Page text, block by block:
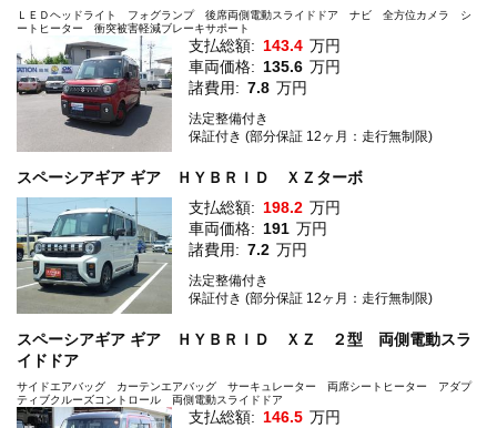
ＬＥＤヘッドライト フォグランプ 後席両側電動スライドドア ナビ 全方位カメラ シ
ートヒーター 衝突被害軽減ブレーキサポート
支払総額: 143.4 万円
車両価格: 135.6 万円
諸費用: 7.8 万円
法定整備付き
保証付き (部分保証 12ヶ月：走行無制限)
スペーシアギア ギア ＨＹＢＲＩＤ ＸＺターボ
支払総額: 198.2 万円
車両価格: 191 万円
諸費用: 7.2 万円
法定整備付き
保証付き (部分保証 12ヶ月：走行無制限)
スペーシアギア ギア ＨＹＢＲＩＤ ＸＺ ２型 両側電動スラ
イドドア
サイドエアバッグ カーテンエアバッグ サーキュレーター 両席シートヒーター アダプ
ティブクルーズコントロール 両側電動スライドドア
支払総額: 146.5 万円